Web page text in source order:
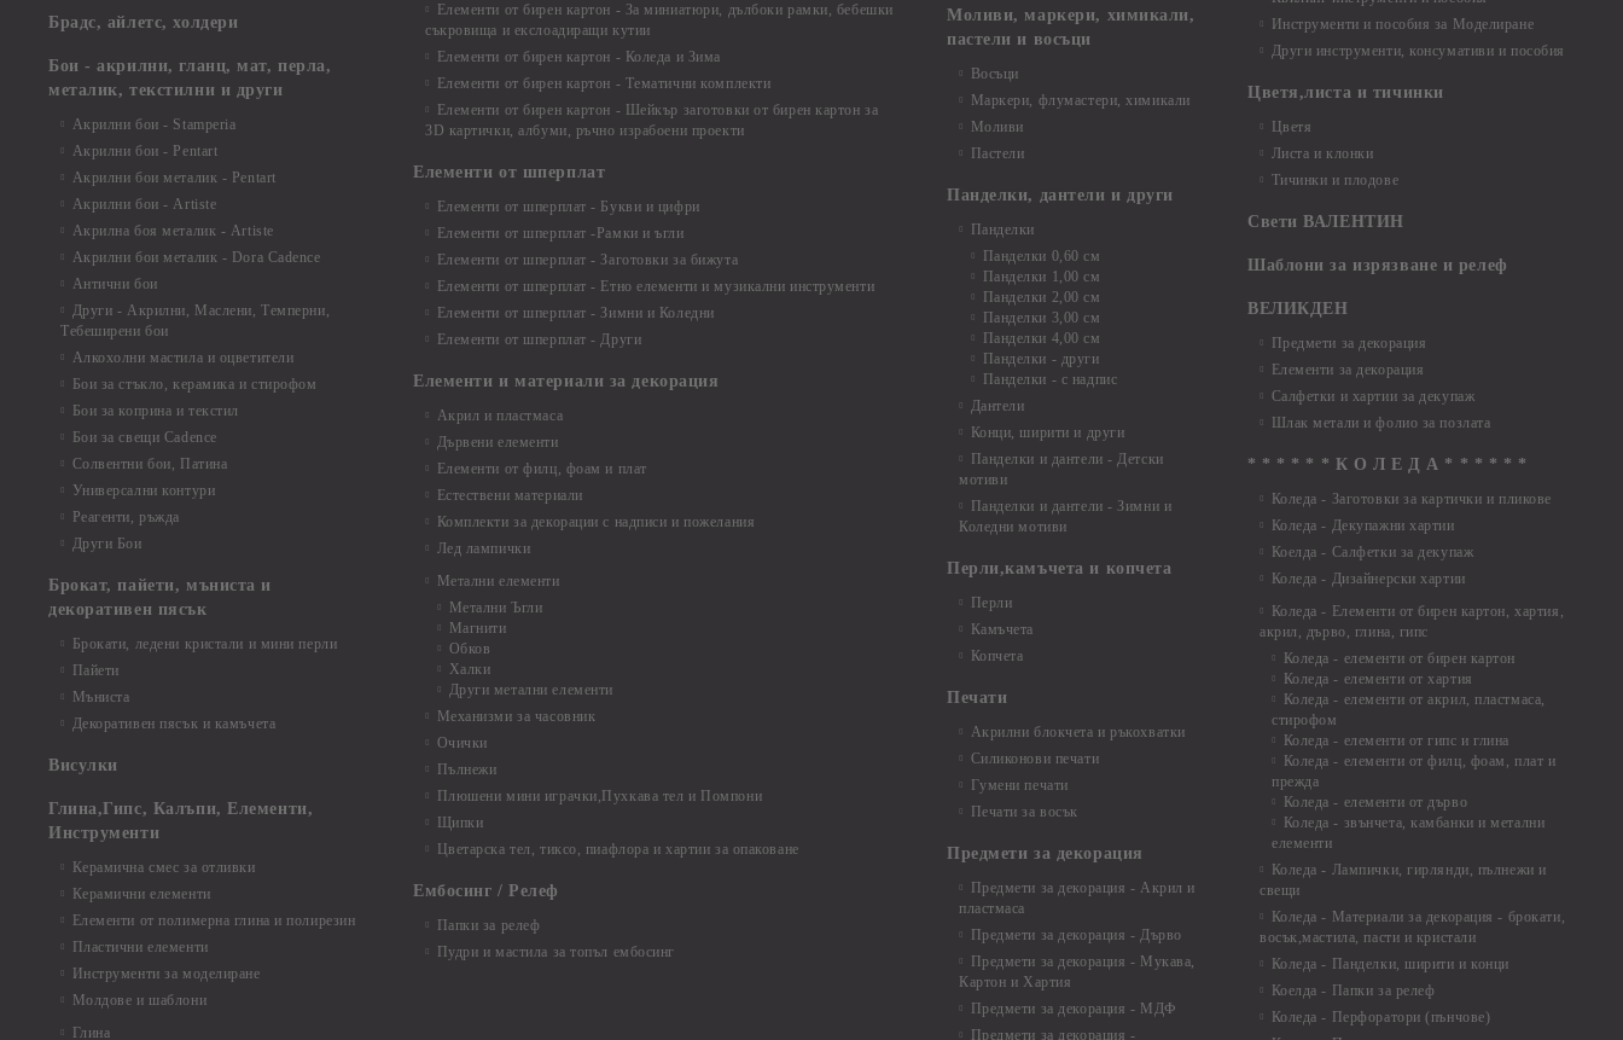
Брадс, айлетс, холдери
Бои - акрилни, гланц, мат, перла,
металик, текстилни и други
Акрилни бои - Stamperia
Акрилни бои - Pentart
Акрилни бои металик - Pentart
Акрилни бои - Artiste
Акрилна боя металик - Artiste
Акрилни бои металик - Dora Cadence
Антични бои
Други - Акрилни, Маслени, Темперни,
Тебеширени бои
Алкохолни мастила и оцветители
Бои за стъкло, керамика и стирофом
Бои за коприна и текстил
Бои за свещи Cadence
Солвентни бои, Патина
Универсални контури
Реагенти, ръжда
Други Бои
Брокат, пайети, мъниста и
декоративен пясък
Брокати, ледени кристали и мини перли
Пайети
Мъниста
Декоративен пясък и камъчета
Висулки
Глина,Гипс, Калъпи, Елементи,
Инструменти
Керамична смес за отливки
Керамични елементи
Елементи от полимерна глина и полирезин
Пластични елементи
Инструменти за моделиране
Молдове и шаблони
Глина
Елементи от бирен картон - За миниатюри, дълбоки рамки, бебешки
съкровища и екслоадиращи кутии
Елементи от бирен картон - Коледа и Зима
Елементи от бирен картон - Тематични комплекти
Елементи от бирен картон - Шейкър заготовки от бирен картон за
3D картички, албуми, ръчно израбоени проекти
Елементи от шперплат
Елементи от шперплат - Букви и цифри
Елементи от шперплат -Рамки и ъгли
Елементи от шперплат - Заготовки за бижута
Елементи от шперплат - Етно елементи и музикални инструменти
Елементи от шперплат - Зимни и Коледни
Елементи от шперплат - Други
Елементи и материали за декорация
Акрил и пластмаса
Дървени елементи
Елементи от филц, фоам и плат
Естествени материали
Комплекти за декорации с надписи и пожелания
Лед лампички
Метални елементи
Метални Ъгли
Магнити
Обков
Халки
Други метални елементи
Механизми за часовник
Очички
Пълнежи
Плюшени мини играчки,Пухкава тел и Помпони
Щипки
Цветарска тел, тиксо, пиафлора и хартии за опаковане
Ембосинг / Релеф
Папки за релеф
Пудри и мастила за топъл ембосинг
Моливи, маркери, химикали,
пастели и восъци
Восъци
Маркери, флумастери, химикали
Моливи
Пастели
Панделки, дантели и други
Панделки
Панделки 0,60 см
Панделки 1,00 см
Панделки 2,00 см
Панделки 3,00 см
Панделки 4,00 см
Панделки - други
Панделки - с надпис
Дантели
Конци, ширити и други
Панделки и дантели - Детски
мотиви
Панделки и дантели - Зимни и
Коледни мотиви
Перли,камъчета и копчета
Перли
Камъчета
Копчета
Печати
Акрилни блокчета и ръкохватки
Силиконови печати
Гумени печати
Печати за восък
Предмети за декорация
Предмети за декорация - Акрил и
пластмаса
Предмети за декорация - Дърво
Предмети за декорация - Мукава,
Картон и Хартия
Предмети за декорация - МДФ
Предмети за декорация -
Инструменти и пособия за Моделиране
Други инструменти, консумативи и пособия
Цветя,листа и тичинки
Цветя
Листа и клонки
Тичинки и плодове
Свети ВАЛЕНТИН
Шаблони за изрязване и релеф
ВЕЛИКДЕН
Предмети за декорация
Елементи за декорация
Салфетки и хартии за декупаж
Шлак метали и фолио за позлата
* * * * * * К О Л Е Д А * * * * * *
Коледа - Заготовки за картички и пликове
Коледа - Декупажни хартии
Коелда - Салфетки за декупаж
Коледа - Дизайнерски хартии
Коледа - Eлементи от бирен картон, хартия,
акрил, дърво, глина, гипс
Коледа - елементи от бирен картон
Коледа - елементи от хартия
Коледа - елементи от акрил, пластмаса,
стирофом
Коледа - елементи от гипс и глина
Коледа - елементи от филц, фоам, плат и
прежда
Коледа - елементи от дърво
Коледа - звънчета, камбанки и метални
елементи
Коледа - Лампички, гирлянди, пълнежи и
свещи
Коледа - Материали за декорация - брокати,
восък,мастила, пасти и кристали
Коледа - Панделки, ширити и конци
Коелда - Папки за релеф
Коледа - Перфоратори (пънчове)